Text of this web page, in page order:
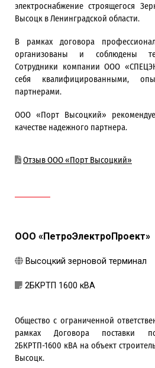
электроснабжение строящегося
Высоцк в Ленинградской области.
В рамках договора
организованы и соблюдены
Сотрудники компании ООО
себя квалифицированными,
партнерами.
ООО «Порт Высоцкий»
качестве надежного партнера.
Отзыв ООО «Порт Высоцкий»
ООО «ПетроЭлектроПроект»
Высоцкий зерновой терминал
2БКРТП 1600 кВА
Общество с ограниченной
рамках Договора поставки
2БКРТП-1600 кВА на объект
Высоцк.